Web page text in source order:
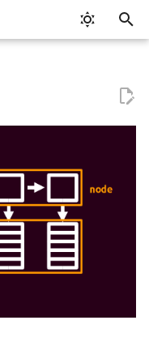
常见错误
见技巧
VS Code
Plus
Generator
算
程控制语句
STL 算法
值类别
载运算符
用
冒泡排序
入排序
数排序
斜率优化
边形不等式优化
Trick 优化
平衡三进制
雷码
大公约数
拉函数
快速傅里叶变换
速数论变换
速沃尔什变换
容斥原理
波那契数列
位排列
内积和外积
阵
等变换
论
算法
随机变量
机变量的数字特征
率不等式
零和游戏
公平组合游戏
高斯消元
顿迭代法
树的中心
的重心
近公共祖先
k 短路
余最短路
最小直径生成树
割点和桥
方树
/边连通度
最小割
用流
下界网络流
二分图最大权匹配
般图最大匹配
般图最大权匹配
整体二分
队算法
爬山算法
拟退火